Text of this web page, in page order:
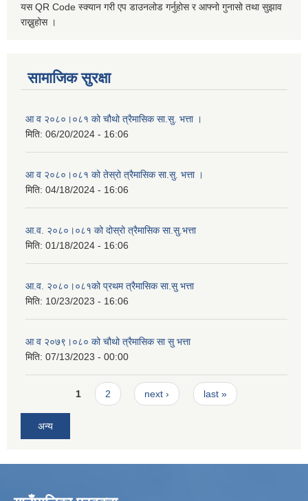
यस QR Code स्क्यान गरी एप डाउनलोड गर्नुहोस र आफ्नो गुनासो तथा सुझाव
राख्नुहोस ।
सामाजिक सुरक्षा
आ व २०८०।०८१ को चौथो त्रैमासिक सा.सु. भत्ता ।
मिति: 06/20/2024 - 16:06
आ व २०८०।०८१ को तेस्रो त्रैमासिक सा.सु. भत्ता ।
मिति: 04/18/2024 - 16:06
आ.व. २०८०।०८१ को दोस्रो त्रैमासिक सा.सु.भत्ता
मिति: 01/18/2024 - 16:06
आ.व. २०८०।०८१को प्रथम त्रैमासिक सा.सु भत्ता
मिति: 10/23/2023 - 16:06
आ व २०७९।०८० को चौथो त्रैमासिक सा सु भत्ता
मिति: 07/13/2023 - 00:00
Pages1 2 next › last »
अन्य